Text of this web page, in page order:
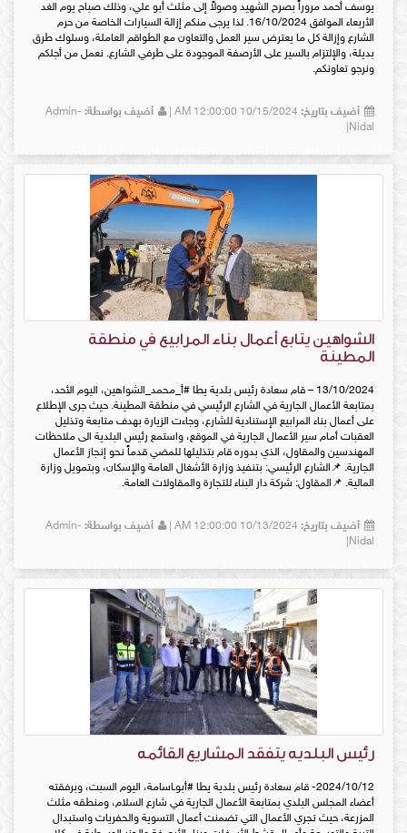
يوسف أحمد مروراً بصرح الشهيد وصولاً إلى مثلث أبو علي، وذلك صباح يوم الغد
الأربعاء الموافق 16/10/2024. لذا يرجى منكم إزالة السيارات الخاصة من حرم
الشارع وإزالة كل ما يعترض سير العمل والتعاون مع الطواقم العاملة، وسلوك طرق
بديلة، والإلتزام بالسير على الأرصفة الموجودة على طرفي الشارع. نعمل من أجلكم
ونرجو تعاونكم.
أضيف بتاريخ: أضيف بواسطة: Admin-
Nidal|
الشواهين يتابع أعمال بناء المرابيع في منطقة
المطينة
13/10/2024 – قام سعادة رئيس بلدية يطا #أ_محمد_الشواهين، اليوم الأحد،
بمتابعة الأعمال الجارية في الشارع الرئيسي في منطقة المطينة. حيث جرى الإطلاع
على أعمال بناء المرابيع الإستنادية للشارع، وجاءت الزيارة بهدف متابعة وتذليل
العقبات أمام سير الأعمال الجارية في الموقع، واستمع رئيس البلدية الى ملاحظات
المهندسين والمقاول، الذي بدوره قام بتذليلها للمضي قدماً نحو إنجاز الأعمال
الجارية. 📌الشارع الرئيسي: بتنفيذ وزارة الأشغال العامة والإسكان، وبتمويل وزارة
المالية. 📌المقاول: شركة دار البناء للتجارة والمقاولات العامة.
أضيف بتاريخ: أضيف بواسطة: Admin-
Nidal|
رئيس البلديه يتفقد المشاريع القائمه
2024/10/12- قام سعادة رئيس بلدية يطا #أبوـاسامة، اليوم السبت، وبرفقته
أعضاء المجلس البلدي بمتابعة الأعمال الجارية في شارع السلام، ومنطقه مثلث
المزرعة، حيث تجري الأعمال التي تضمنت أعمال التسوية والحفريات واستبدال